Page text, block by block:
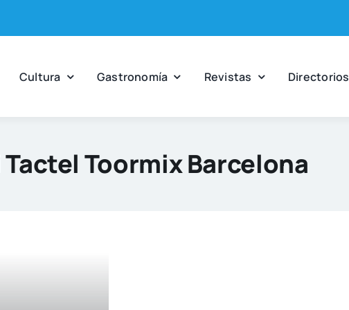
Cul­tu­ra Gas­tro­no­mía Revis­tas Direc­to­rios
Tactel Toormix Barcelona